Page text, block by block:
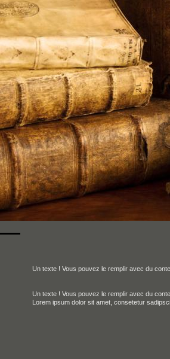
Un texte ! Vous pouvez le remplir avec du
Un texte ! Vous pouvez le remplir avec du
Lorem ipsum dolor sit amet, consetetur